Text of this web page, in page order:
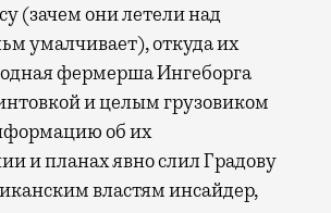
(зачем они летели над
умалчивает), откуда их
фермерша Ингеборга
и целым грузовиком
об их
и планах явно слил Градову
властям инсайдер,